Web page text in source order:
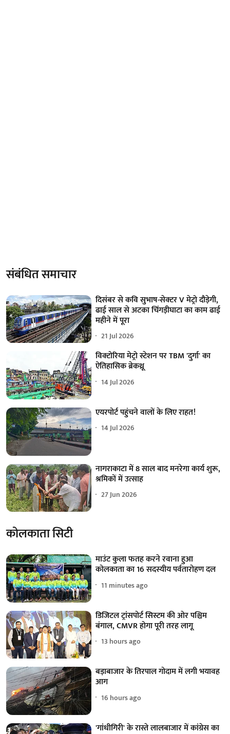
संबंधित समाचार
दिसंबर से कवि सुभाष-सेक्टर V मेट्रो दौड़ेगी,
ढाई साल से अटका चिंगड़ीघाटा का काम ढाई
महीने में पूरा
21 Jul 2026
विक्टोरिया मेट्रो स्टेशन पर TBM 'दुर्गा' का
ऐतिहासिक ब्रेकथ्रू
14 Jul 2026
एयरपोर्ट पहुंचने वालों के लिए राहत!
14 Jul 2026
नागराकाटा में 8 साल बाद मनरेगा कार्य शुरू,
श्रमिकों में उत्साह
27 Jun 2026
कोलकाता सिटी
माउंट कुला फतह करने रवाना हुआ
कोलकाता का 16 सदस्यीय पर्वतारोहण दल
11 minutes ago
डिजिटल ट्रांसपोर्ट सिस्टम की ओर पश्चिम
बंगाल, CMVR होगा पूरी तरह लागू
13 hours ago
बड़ाबाजार के तिरपाल गोदाम में लगी भयावह
आग
16 hours ago
'गांधीगिरी' के रास्ते लालबाजार में कांग्रेस का